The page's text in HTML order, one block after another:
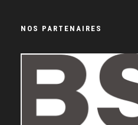
NOS PARTENAIRES
LE
LEGEND
GASTON-
CABI-
LISSAC